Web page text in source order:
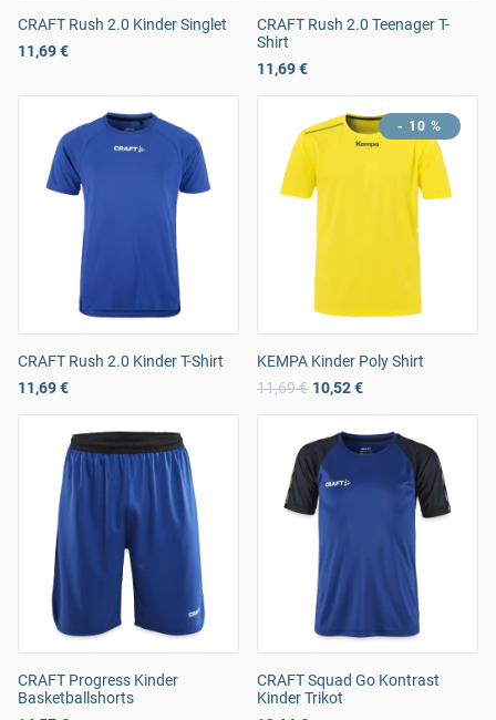
CRAFT Rush 2.0 Kinder Singlet
11,69 €
CRAFT Rush 2.0 Teenager T-
Shirt
11,69 €
CRAFT Rush 2.0 Kinder T-Shirt
11,69 €
- 10 %
KEMPA Kinder Poly Shirt
11,69 € 10,52 €
CRAFT Progress Kinder
Basketballshorts
CRAFT Squad Go Kontrast
Kinder Trikot